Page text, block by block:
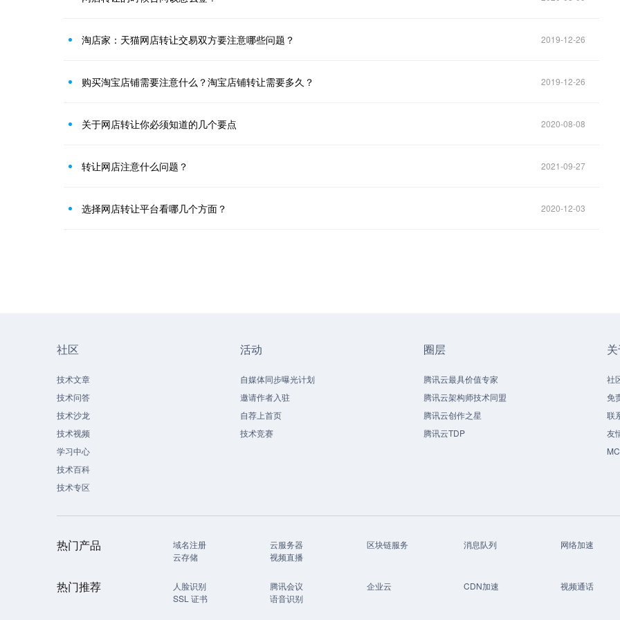
淘店家：天猫网店转让交易双方要注意哪些问题？ 2019-12-26
购买淘宝店铺需要注意什么？淘宝店铺转让需要多久？ 2019-12-26
关于网店转让你必须知道的几个要点 2020-08-08
转让网店注意什么问题？ 2021-09-27
选择网店转让平台看哪几个方面？ 2020-12-03
社区
技术文章
技术问答
技术沙龙
技术视频
学习中心
技术百科
技术专区
活动
自媒体同步曝光计划
邀请作者入驻
自荐上首页
技术竞赛
圈层
腾讯云最具价值专家
腾讯云架构师技术同盟
腾讯云创作之星
腾讯云TDP
社
免
联
友
热门产品 域名注册 云服务器 区块链服务 消息队列
网络加速
云存储
视频直播
热门推荐 人脸识别 腾讯会议 企业云 CDN加速
视频通话
SSL 证书
语音识别